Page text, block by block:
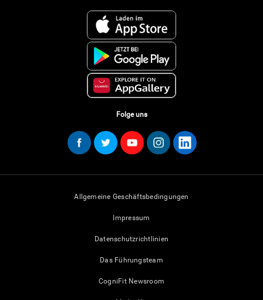
Folge uns
Allgemeine Geschäftsbedingungen
Impressum
Datenschutzrichtlinien
Das Führungsteam
CogniFit Newsroom